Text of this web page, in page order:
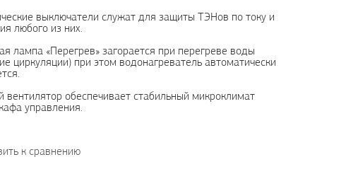
выключатели служат для защиты ТЭНов по току и
любого из них.
лампа «Перегрев» загорается при перегреве воды
циркуляции) при этом водонагреватель автоматически
вентилятор обеспечивает стабильный микроклимат
управления.
к сравнению